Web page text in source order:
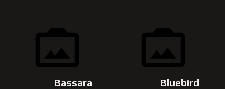
Bassara Bluebird